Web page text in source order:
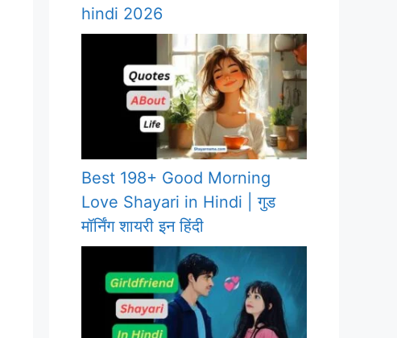
hindi 2026
Best 198+ Good Morning
Love Shayari in Hindi | गुड
मॉर्निंग शायरी इन हिंदी